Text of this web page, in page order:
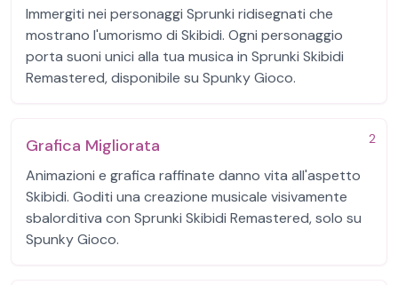
Immergiti nei personaggi Sprunki ridisegnati che
mostrano l'umorismo di Skibidi. Ogni personaggio
porta suoni unici alla tua musica in Sprunki Skibidi
Remastered, disponibile su Spunky Gioco.
2
Grafica Migliorata
Animazioni e grafica raffinate danno vita all'aspetto
Skibidi. Goditi una creazione musicale visivamente
sbalorditiva con Sprunki Skibidi Remastered, solo su
Spunky Gioco.